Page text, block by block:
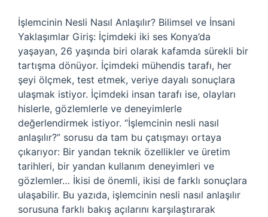
İşlemcinin Nesli Nasıl Anlaşılır? Bilimsel ve İnsani
Yaklaşımlar Giriş: İçimdeki iki ses Konya’da
yaşayan, 26 yaşında biri olarak kafamda sürekli bir
tartışma dönüyor. İçimdeki mühendis tarafı, her
şeyi ölçmek, test etmek, veriye dayalı sonuçlara
ulaşmak istiyor. İçimdeki insan tarafı ise, olayları
hislerle, gözlemlerle ve deneyimlerle
değerlendirmek istiyor. “İşlemcinin nesli nasıl
anlaşılır?” sorusu da tam bu çatışmayı ortaya
çıkarıyor: Bir yandan teknik özellikler ve üretim
tarihleri, bir yandan kullanım deneyimleri ve
gözlemler… İkisi de önemli, ikisi de farklı sonuçlara
ulaşabilir. Bu yazıda, işlemcinin nesli nasıl anlaşılır
sorusuna farklı bakış açılarını karşılaştırarak